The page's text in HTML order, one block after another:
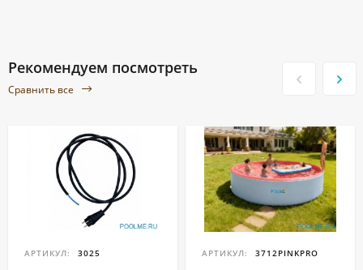
Рекомендуем посмотреть
Сравнить все
АРТИКУЛ: 3025 АРТИКУЛ: 3712PINKPRO